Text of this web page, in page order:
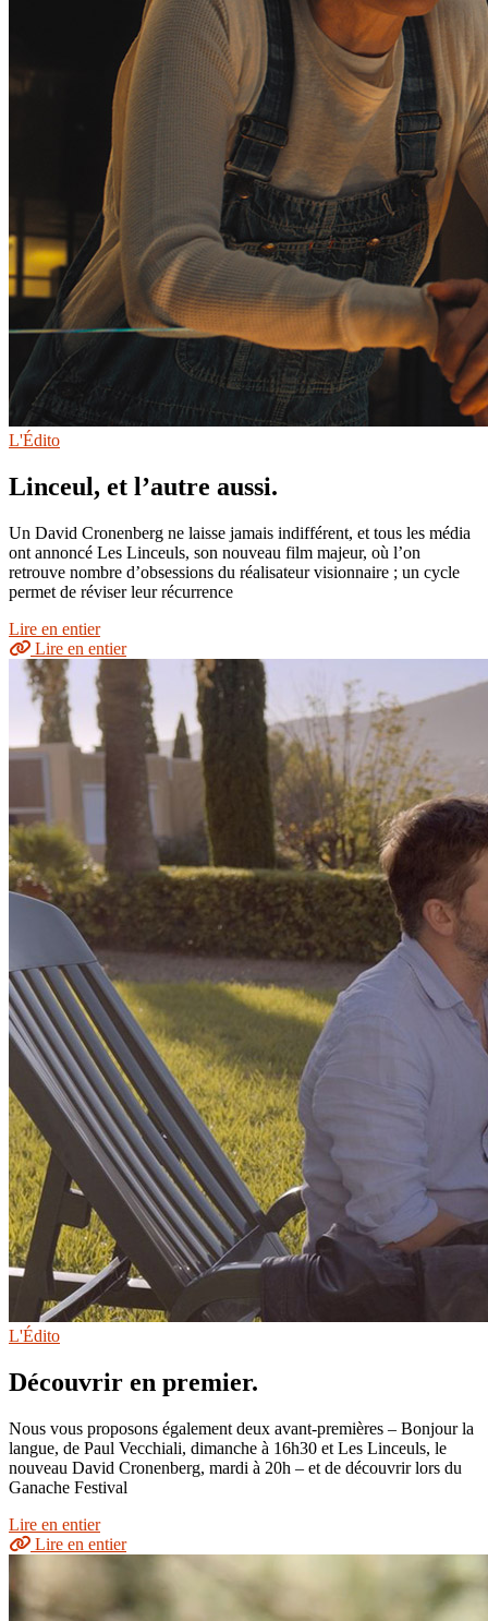
L'Édito
Linceul, et l’autre aussi.
Un David Cronenberg ne laisse jamais indifférent, et tous les média
ont annoncé Les Linceuls, son nouveau film majeur, où l’on
retrouve nombre d’obsessions du réalisateur visionnaire ; un cycle
permet de réviser leur récurrence
Lire en entier
Lire en entier
L'Édito
Découvrir en premier.
Nous vous proposons également deux avant-premières – Bonjour la
langue, de Paul Vecchiali, dimanche à 16h30 et Les Linceuls, le
nouveau David Cronenberg, mardi à 20h – et de découvrir lors du
Ganache Festival
Lire en entier
Lire en entier